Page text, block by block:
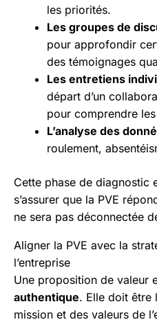
les priorités.
Les groupes de
pour approfondir
des témoignages
Les entretiens
départ d’un
pour comprendre
L’analyse des
roulement,
Cette phase de diagnostic
s’assurer que la PVE
ne sera pas déconnectée
Aligner la PVE avec la
l’entreprise
Une proposition de valeur
authentique. Elle doit être
mission et des valeurs de